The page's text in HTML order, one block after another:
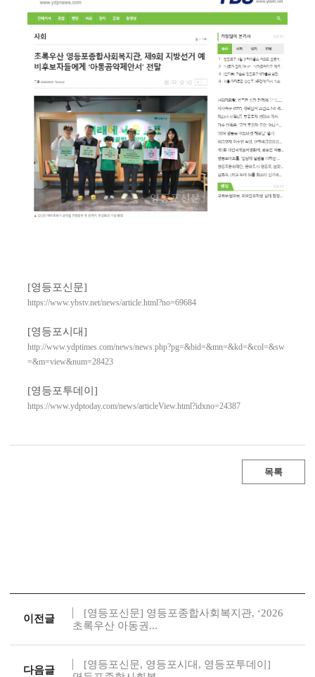
[영등포신문]
https://www.ybstv.net/news/article.html?no=69684
[영등포시대]
http://www.ydptimes.com/news/news.php?pg=&bid=&mn=&kd=&col=&sw
=&m=view&num=28423
[영등포투데이]
https://www.ydptoday.com/news/articleView.html?idxno=24387
목록
이전글
[영등포신문] 영등포종합사회복지관, ‘2026
초록우산 아동권...
다음글
[영등포신문, 영등포시대, 영등포투데이]